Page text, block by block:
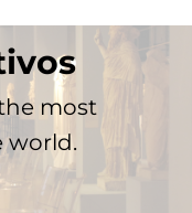
most
world.